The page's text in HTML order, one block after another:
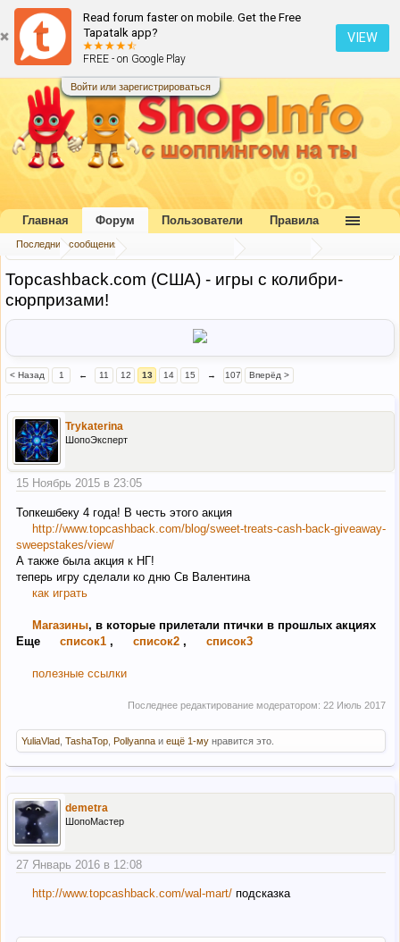
Read forum faster on mobile. Get the Free
Tapatalk app?
FREE - on Google Play
VIEW
Войти или зарегистрироваться
Главная Форум
Topcashback.com (США) - игры с колибри-
сюрпризами!
< Назад 1 ← 11 12 13 14 15 → 107 Вперёд >
Trykaterina
ШопоЭксперт
15 Ноябрь 2015 в 23:05
Топкешбеку 4 года! В честь этого акция
http://www.topcashback.com/blog/sweet-treats-cash-back-giveaway-
sweepstakes/view/
А также была акция к НГ!
теперь игру сделали кo дню Св Валентина
как играть
Магазины, в которые прилетали птички в прошлых акциях
Еще
список1 , список2 , список3
полезные ссылки
Последнее редактирование модератором: 22 Июль 2017
YuliaVlad TashaTop Pollyanna и ещё 1-му нравится это.
demetra
ШопоМастер
27 Январь 2016 в 12:08
http://www.topcashback.com/wal-mart/ подсказка
Главная Форум
Последние сообщения
Пользователи Правила